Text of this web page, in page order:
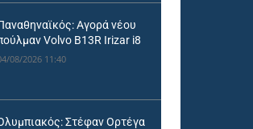
Αγορά νέου
Volvo B13R Irizar i8
08/2026 11:40
Στέφαν Ορτέγα